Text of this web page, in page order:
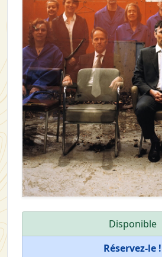
Disponible
Réservez-le !